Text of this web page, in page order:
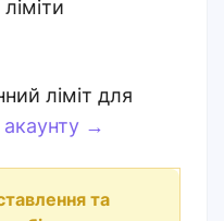
ліміт для
→
та